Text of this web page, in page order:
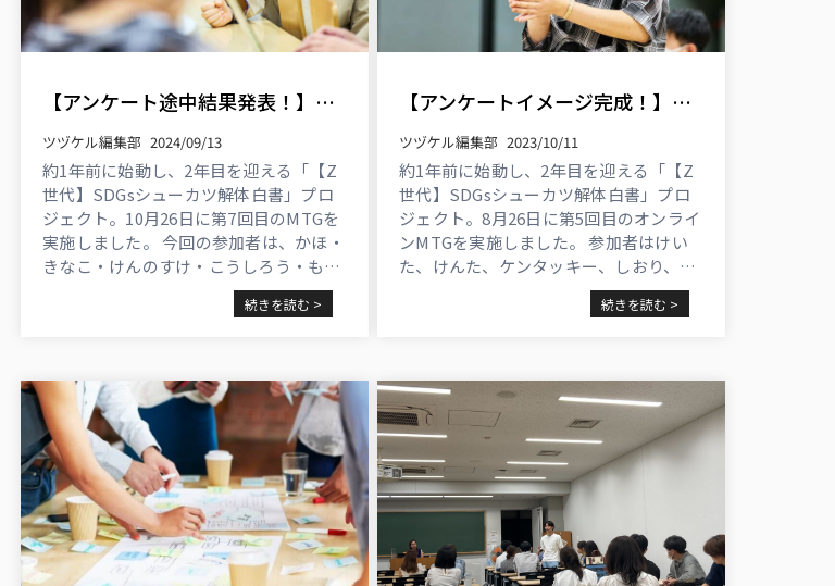
【アンケート途中結果発表！】比較分析で見えたものとは【SDGsシューカツ解体白書】
ツヅケル編集部 2024/09/13
約1年前に始動し、2年目を迎える「【Z
世代】SDGsシューカツ解体白書」プロ
ジェクト。10月26日に第7回目のMTGを
実施しました。 今回の参加者は、かほ・
きなこ・けんのすけ・こうしろう・も
も・みれい・名人・やまもん の8名。 き
続きを読む >
【アンケートイメージ完成！】設問意図を解説＆アンケートをより多く拡散するためには【SDGsシューカツ解体白書】
ツヅケル編集部 2023/10/11
約1年前に始動し、2年目を迎える「【Z
世代】SDGsシューカツ解体白書」プロ
ジェクト。8月26日に第5回目のオンライ
ンMTGを実施しました。 参加者はけい
た、けんた、ケンタッキー、しおり、ま
ーちゃん、みれい の6名。
続きを読む >